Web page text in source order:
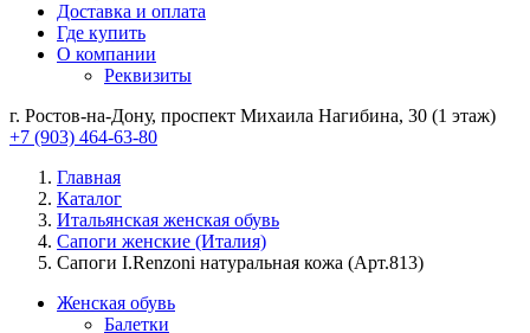
Доставка и оплата
Где купить
О компании
Реквизиты
г. Ростов-на-Дону, проспект Михаила Нагибина, 30 (1 этаж)
+7 (903) 464-63-80
Главная
Каталог
Итальянская женская обувь
Сапоги женские (Италия)
Сапоги I.Renzoni натуральная кожа (Арт.813)
Женская обувь
Балетки